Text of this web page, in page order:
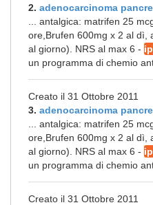
2. adenocarcinoma
... antalgica: matrifen 25
ore,Brufen 600mg x 2 al dì,
al giorno). NRS al max 6 -
un programma di chemio
Creato il 31 Ottobre 2011
3. adenocarcinoma
... antalgica: matrifen 25
ore,Brufen 600mg x 2 al dì,
al giorno). NRS al max 6 -
un programma di chemio
Creato il 31 Ottobre 2011